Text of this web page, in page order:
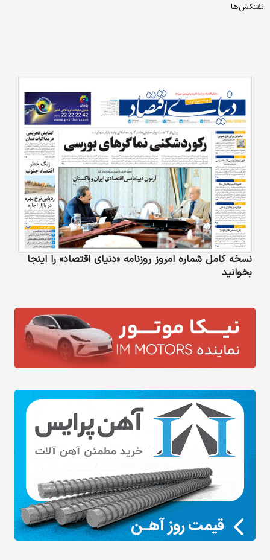
نفتکش‌ها
نسخه کامل شماره امروز روزنامه «دنیای‌ اقتصاد» را اینجا
بخوانید